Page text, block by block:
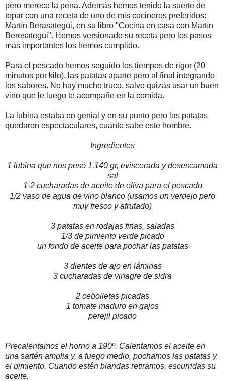
pero merece la pena. Además hemos tenido la suerte de
topar con una receta de uno de mis cocineros preferidos:
Martín Berasategui, en su libro "Cocina en casa con Martín
Beresategui". Hemos versionado su receta pero los pasos
más importantes los hemos cumplido.
Para el pescado hemos seguido los tiempos de rigor (20
minutos por kilo), las patatas aparte pero al final integrando
los sabores. No hay mucho truco, salvo quizás usar un buen
vino que le luego te acompañe en la comida.
La lubina estaba en genial y en su punto pero las patatas
quedaron espectaculares, cuanto sabe este hombre.
Ingredientes
1 lubina que nos pesó 1.140 gr, eviscerada y desescamada
sal
1-2 cucharadas de aceite de oliva para el pescado
1/2 vaso de agua de vino blanco (usamos un verdejo pero
muy fresco y afrutado)
3 patatas en rodajas finas, saladas
1/3 de pimiento verde picado
un fondo de aceite para pochar las patatas
3 dientes de ajo en láminas
3 cucharadas de vinagre de sidra
2 cebolletas picadas
1 tomate maduro en gajos
perejil picado
Precalentamos el horno a 190º. Calentamos el aceite en
una sartén amplia y, a fuego medio, pochamos las patatas y
el pimiento. Cuando estén blandas retiramos, escurridas su
aceite.